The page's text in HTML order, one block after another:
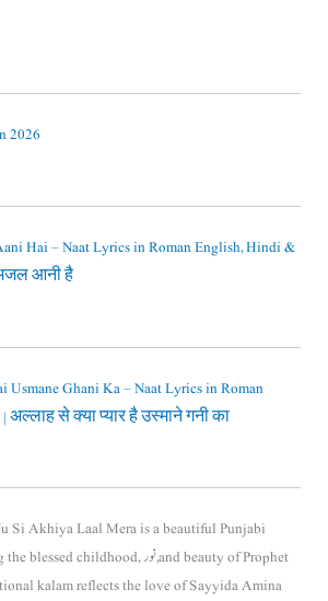
2026
Hai – Naat Lyrics in Roman English, Hindi &
अजल आनी है
Usmane Ghani Ka – Naat Lyrics in Roman
अल्लाह से क्या प्यार है उस्माने गनी का
Si Akhiya Laal Mera is a beautiful Punjabi
Islamic naat expressing the blessed childhood, نور, and beauty ofProphet
kalam reflects the love of SayyidaAmina